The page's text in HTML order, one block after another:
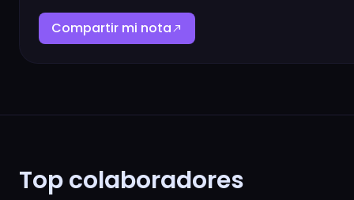
Compartir mi notanorth_east
Top colaboradores